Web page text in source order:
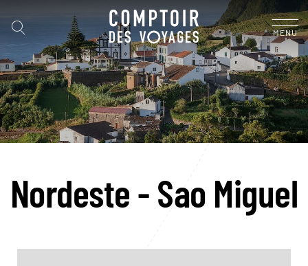
MENU
Nordeste - Sao Miguel